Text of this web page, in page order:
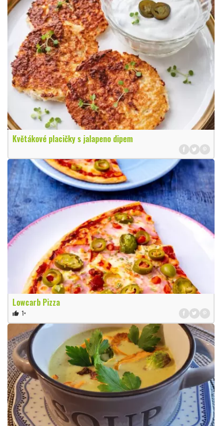
Květákové placičky s jalapeno dipem
Lowcarb Pizza
thumb_up 1×